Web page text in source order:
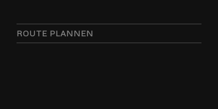
ROUTE PLANNEN